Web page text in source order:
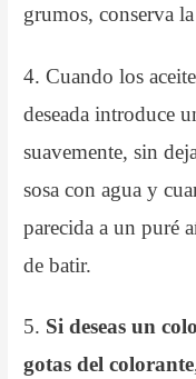
grumos, conserva
4. Cuando los
deseada introduce
suavemente, sin
sosa con agua y
parecida a un puré
de batir.
5. Si deseas un
gotas del colorante